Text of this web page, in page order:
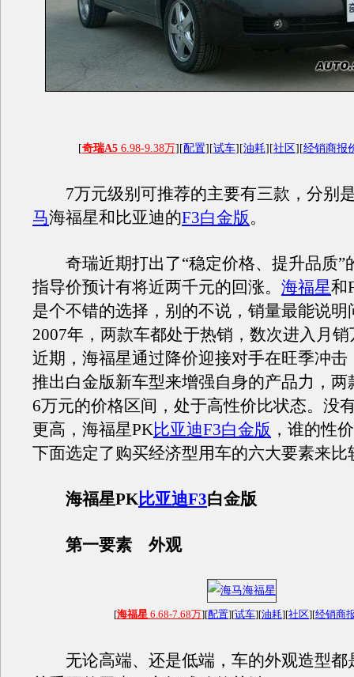
[奇瑞A56.98-9.38万][配置][试车][油耗][社区][经销商报
7万元级别可推荐的主要有三款，分别
马海福星和比亚迪的F3白金版。
奇瑞近期打出了“稳定价格、提升品质”
指导价预计有将近两千元的回涨。 海福星和
是个不错的选择，别的不说，销量最能说明
2007年，两款车都处于热销，数次进入月
近期，海福星通过降价迎接对手在旺季冲击
推出白金版新车型来增强自身的产品力，两
6万元的价格区间，处于高性价比状态。没
更高，海福星PK比亚迪F3白金版 ，谁的性
下面选定了购买经济型用车的六大要素来比
海福星PK比亚迪F3白金版
第一要素 外观
[海福星 6.68-7.68万][配置][试车][油耗][社区][经销商
无论高端、还是低端，车的外观造型都